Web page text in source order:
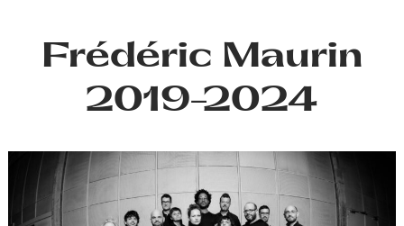
Frédéric Maurin
2019-2024